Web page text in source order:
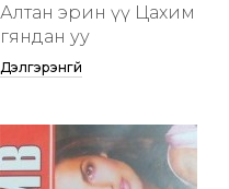
Алтан эрин үү Цахим
гяндан уу
Дэлгэрэнгүй